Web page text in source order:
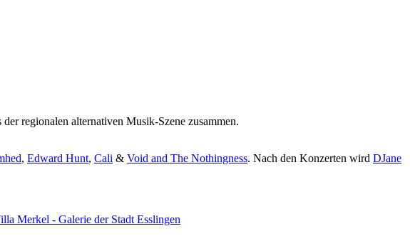
regionalen alternativen Musik-Szene zusammen.
, Edward Hunt, Cali & Void and The Nothingness. Nach den Konzerten wird DJane
Merkel - Galerie der Stadt Esslingen